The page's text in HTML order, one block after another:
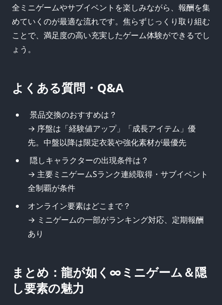
全ミニゲームやサブイベントを楽しみながら、報酬を集
めていくのが最適な流れです。焦らずじっくり取り組む
ことで、満足度の高い充実したゲーム体験ができるでし
ょう。
よくある質問・Q&A
景品交換のおすすめは？
→ 序盤は「経験値アップ」「成長アイテム」優
先。中盤以降は限定衣装や強化素材が最優先
隠しキャラクターの出現条件は？
→ 主要ミニゲームSランク連続取得・サブイベント
全制覇が条件
オンライン要素はどこまで？
→ ミニゲームの一部がランキング対応、定期報酬
あり
まとめ：龍が如く∞ミニゲーム＆隠
し要素の魅力